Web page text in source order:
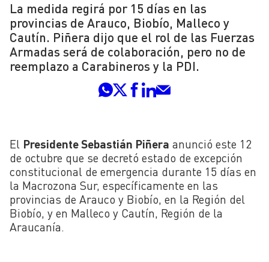
La medida regirá por 15 días en las
provincias de Arauco, Biobío, Malleco y
Cautín. Piñera dijo que el rol de las Fuerzas
Armadas será de colaboración, pero no de
reemplazo a Carabineros y la PDI.
El Presidente Sebastián Piñera anunció este 12
de octubre que se decretó estado de excepción
constitucional de emergencia durante 15 días en
la Macrozona Sur, específicamente en las
provincias de Arauco y Biobío, en la Región del
Biobío, y en Malleco y Cautín, Región de la
Araucanía.